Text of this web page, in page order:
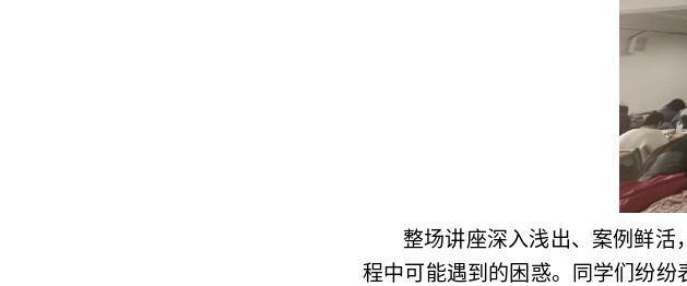
整场讲座深入浅出、案例鲜活
程中可能遇到的困惑。同学们纷纷